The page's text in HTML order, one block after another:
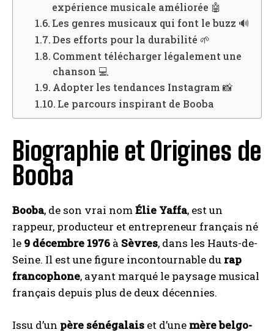
expérience musicale améliorée 🤖
Les genres musicaux qui font le buzz 🔊
Des efforts pour la durabilité 🌱
Comment télécharger légalement une
chanson 💻
Adopter les tendances Instagram 📸
Le parcours inspirant de Booba
Biographie et Origines de
Booba
Booba, de son vrai nomÉlie Yaffa, est un
rappeur, producteur et entrepreneur français né
le 9 décembre 1976 à Sèvres, dans les Hauts-de-
Seine. Il est une figure incontournable du rap
francophone, ayant marqué le paysage musical
français depuis plus de deux décennies.
Issu d’un père sénégalais et d’une mère belgo-